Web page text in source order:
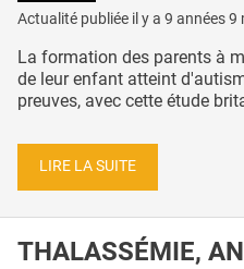
Actualité publiée il y a 9 années 9
La formation des parents à
de leur enfant atteint
preuves, avec cette étude
LIRE LA SUITE
THALASSÉMIE,